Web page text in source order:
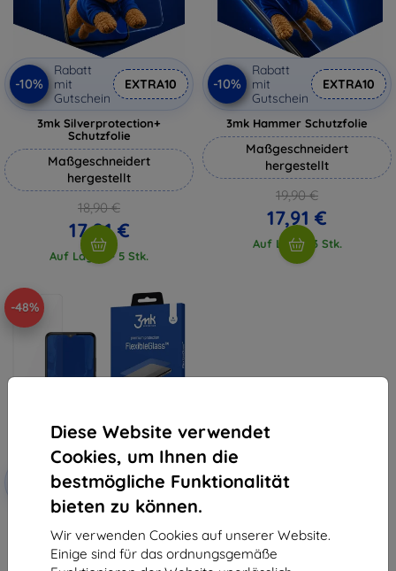
Diese Website verwendet
Cookies, um Ihnen die
bestmögliche Funktionalität
bieten zu können.
Wir verwenden Cookies auf unserer Website.
Einige sind für das ordnungsgemäße
-10%
Rabatt
mit
Gutschein
EXTRA10
3mk Silverprotection+
Schutzfolie
Maßgeschneidert
hergestellt
18,90 €
17,01 €
Auf Lager > 5 Stk.
-10%
Rabatt
mit
Gutschein
EXTRA10
3mk Hammer Schutzfolie
Maßgeschneidert
hergestellt
19,90 €
17,91 €
Auf Lager 3 Stk.
-48%
Rabatt
mit
Gutschein
EXTRA10
Flow 11 hybrides Schutzglas
11,90 €